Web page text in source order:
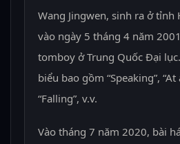
Wang Jingwen, sinh ra ở tỉnh
vào ngày 5 tháng 4 năm
tomboy ở Trung Quốc Đại
biểu bao gồm “Speaking”, “At
“Falling”, v.v.
Vào tháng 7 năm 2020, bài